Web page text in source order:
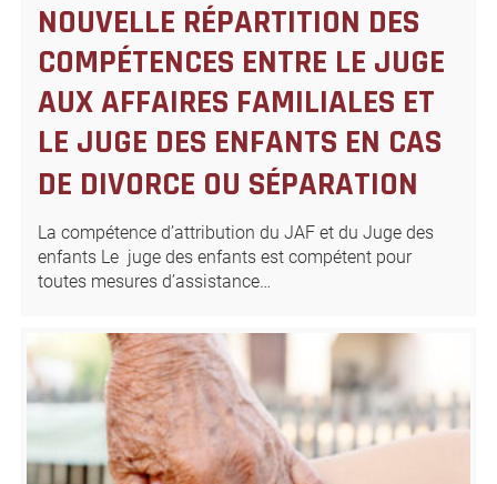
NOUVELLE RÉPARTITION DES
COMPÉTENCES ENTRE LE JUGE
AUX AFFAIRES FAMILIALES ET
LE JUGE DES ENFANTS EN CAS
DE DIVORCE OU SÉPARATION
La compétence d’attribution du JAF et du Juge des
enfants Le juge des enfants est compétent pour
toutes mesures d’assistance…